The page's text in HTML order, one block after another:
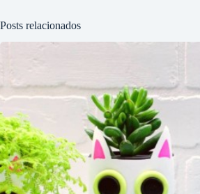
Posts relacionados